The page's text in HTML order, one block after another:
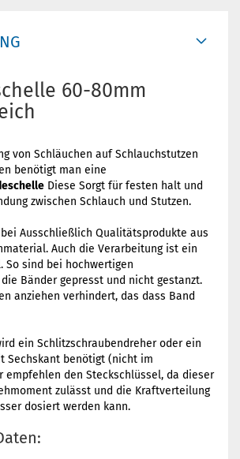
60-80mm
von Schläuchen auf Schlauchstutzen
benötigt man eine
Diese Sorgt für festen halt und
zwischen Schlauch und Stutzen.
Ausschließlich Qualitätsprodukte aus
Auch die Verarbeitung ist ein
So sind bei hochwertigen
Bänder gepresst und nicht gestanzt.
anziehen verhindert, das dass Band
ein Schlitzschraubendreher oder ein
Sechskant benötigt (nicht im
empfehlen den Steckschlüssel, da dieser
zulässt und die Kraftverteilung
dosiert werden kann.